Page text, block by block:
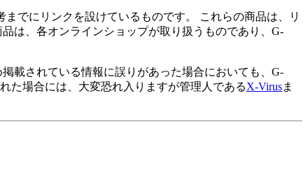
でにリンクを設けているものです。 これらの商品は、リ
は、各オンラインショップが取り扱うものであり、G-
載されている情報に誤りがあった場合においても、G-
た場合には、大変恐れ入りますが管理人であるX-Virusま